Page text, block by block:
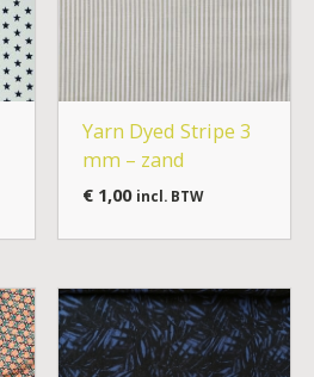
Yarn Dyed Stripe 3
mm – zand
€1,00 incl. BTW